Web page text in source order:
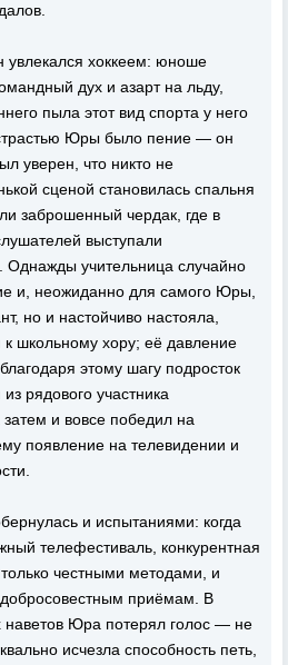
увлекался хоккеем: юноше
дух и азарт на льду,
пыла этот вид спорта у него
Юры было пение — он
уверен, что никто не
сценой становилась спальня
заброшенный чердак, где в
выступали
Однажды учительница случайно
и, неожиданно для самого Юры,
но и настойчиво настояла,
школьному хору; её давление
этому шагу подросток
рядового участника
затем и вовсе победил на
появление на телевидении и
и испытаниями: когда
телефестиваль, конкурентная
честными методами, и
приёмам. В
наветов Юра потерял голос — не
исчезла способность петь,